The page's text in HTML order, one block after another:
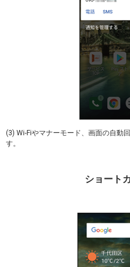
(3) Wi-Fiやマナーモード、画面の自動
す。
ショート